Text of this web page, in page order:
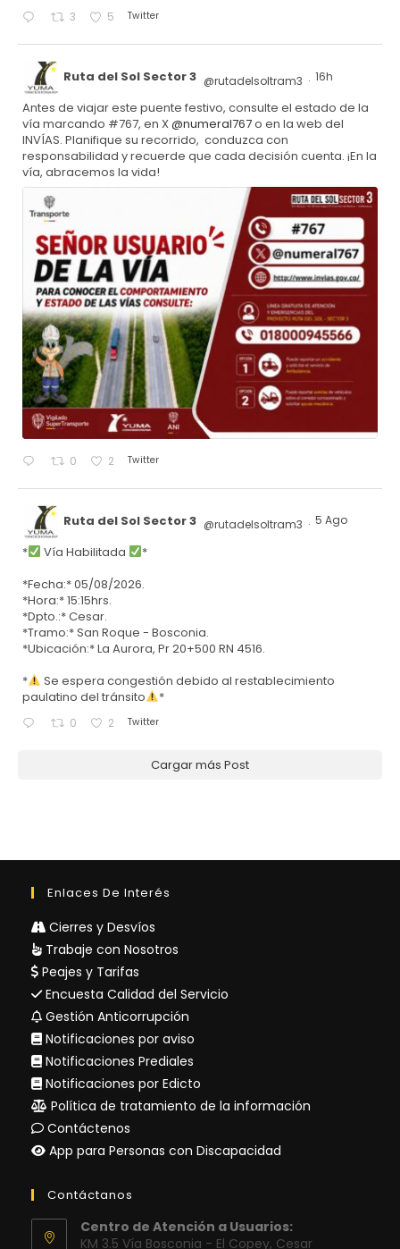
3 5 Twitter
Ruta del Sol Sector 3 @rutadelsoltram3 · 16h
Antes de viajar este puente festivo, consulte el estado de la
vía marcando #767, en X@numeral767o en la web del
INVÍAS. Planifique su recorrido, conduzca con
responsabilidad y recuerde que cada decisión cuenta. ¡En la
vía, abracemos la vida!
0 2 Twitter
Ruta del Sol Sector 3 @rutadelsoltram3 · 5 Ago
* Vía Habilitada
*
*Fecha:* 05/08/2026.
*Hora:* 15:15hrs.
*Dpto.:* Cesar.
*Tramo:* San Roque - Bosconia.
*Ubicación:* La Aurora, Pr 20+500 RN 4516.
*
Se espera congestión debido al restablecimiento
paulatino del tránsito
*
0 2 Twitter
Cargar más Post
Enlaces De Interés
Cierres y Desvíos
Trabaje con Nosotros
Peajes y Tarifas
Encuesta Calidad del Servicio
Gestión Anticorrupción
Notificaciones por aviso
Notificaciones Prediales
Notificaciones por Edicto
Política de tratamiento de la información
Contáctenos
App para Personas con Discapacidad
Contáctanos
Centro de Atención a Usuarios:
KM 3.5 Vía Bosconia - El Copey, Cesar